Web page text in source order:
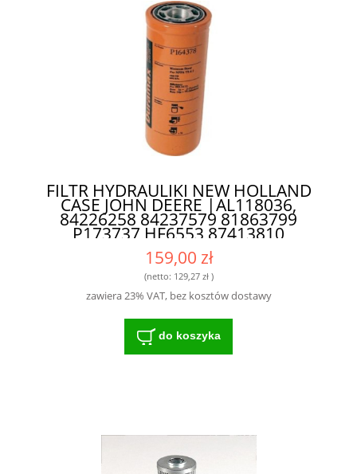
FILTR HYDRAULIKI NEW HOLLAND
CASE JOHN DEERE |AL118036,
84226258 84237579 81863799
P173737 HF6553 87413810
48142231| P164378 - WYSOKIEJ
KLASY FILTR DLA ROLNIKÓW I
MECHANIKÓW
159,00 zł
(netto: 129,27 zł)
zawiera 23% VAT, bez kosztów dostawy
do koszyka